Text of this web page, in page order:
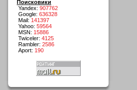
Поисковики
Yandex: 907762
Google: 636328
Mail: 141397
Yahoo: 59564
MSN: 15886
Twiceler: 4125
Rambler: 2586
Aport: 190